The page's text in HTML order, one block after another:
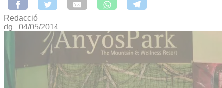
Redacció
dg., 04/05/2014